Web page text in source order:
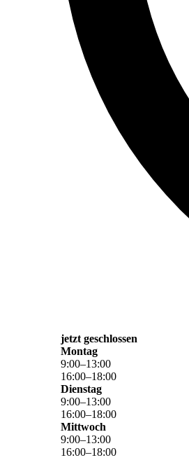
jetzt geschlossen
Montag
9:00–13:00
16:00–18:00
Dienstag
9:00–13:00
16:00–18:00
Mittwoch
9:00–13:00
16:00–18:00